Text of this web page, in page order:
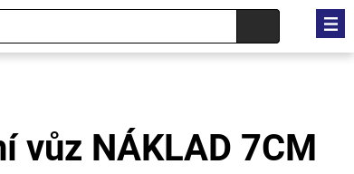
vůz NÁKLAD 7CM